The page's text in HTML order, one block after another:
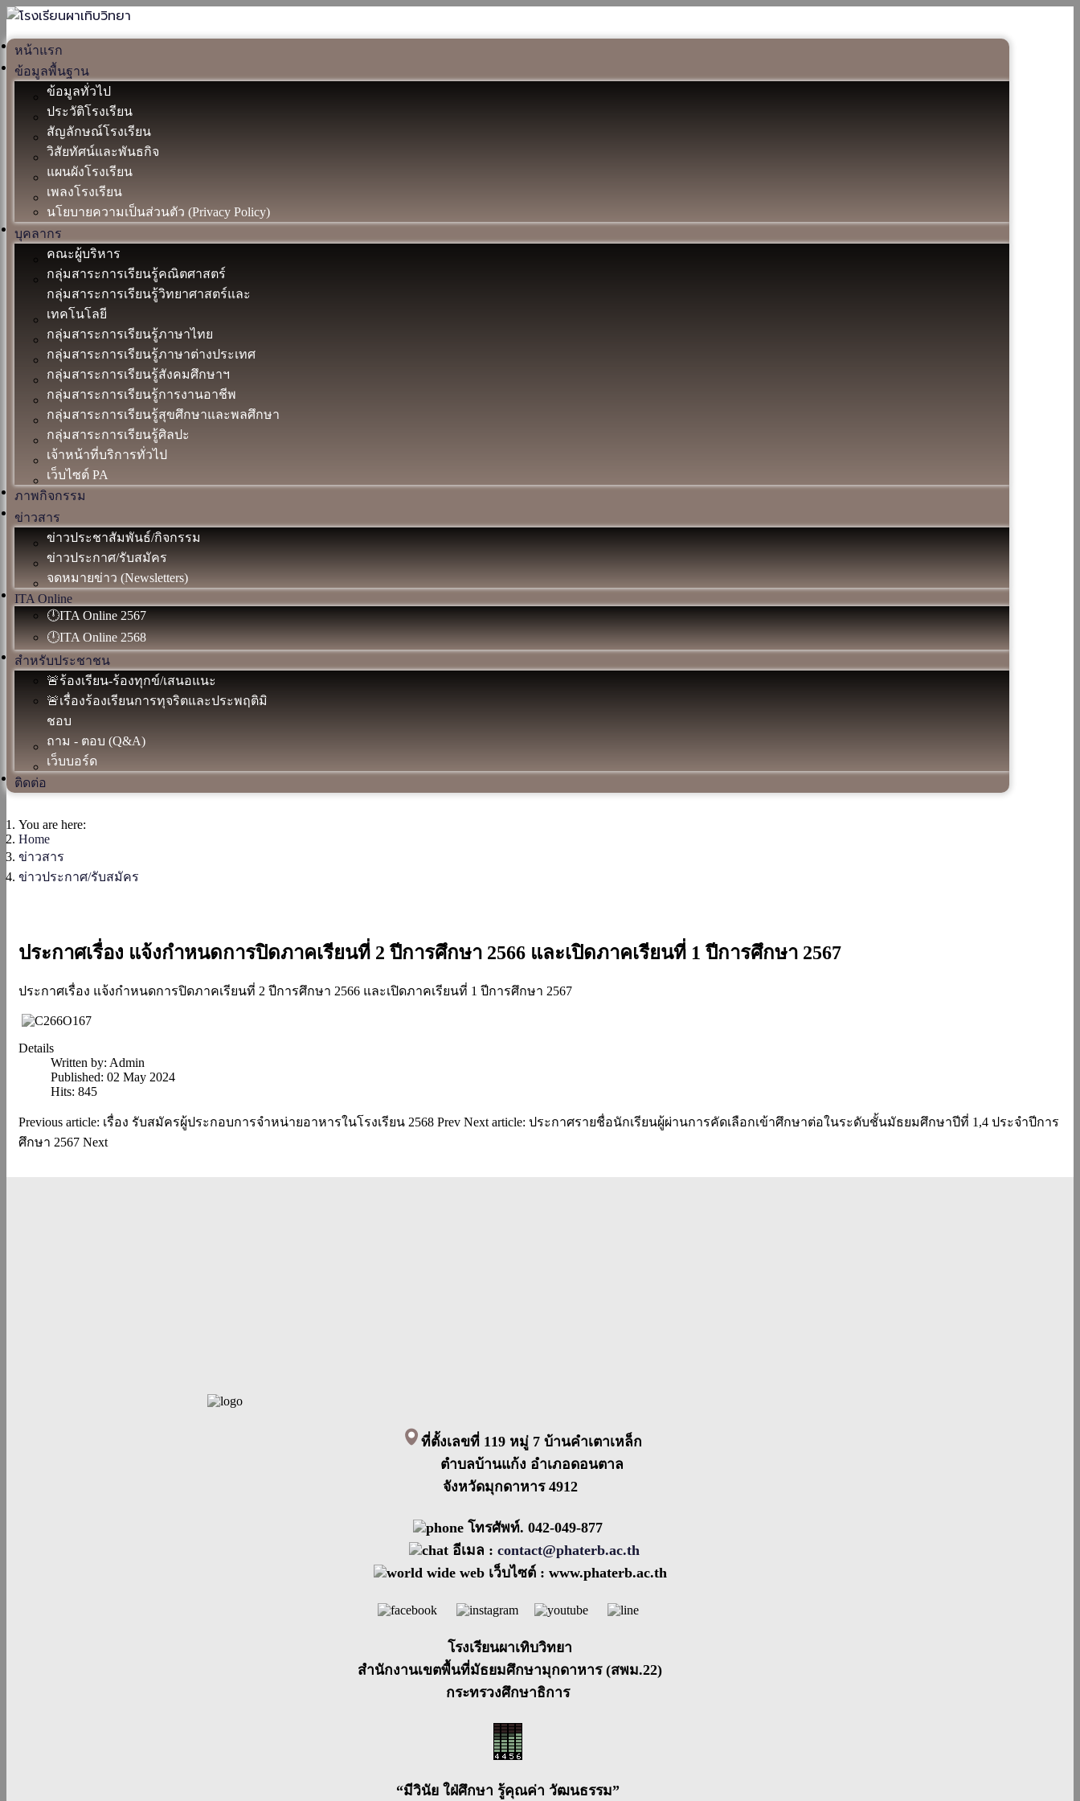
หน้าแรก
ข้อมูลพื้นฐาน
ข้อมูลทั่วไป
ประวัติโรงเรียน
สัญลักษณ์โรงเรียน
วิสัยทัศน์และพันธกิจ
แผนผังโรงเรียน
เพลงโรงเรียน
นโยบายความเป็นส่วนตัว (Privacy Policy)
บุคลากร
คณะผู้บริหาร
กลุ่มสาระการเรียนรู้คณิตศาสตร์
กลุ่มสาระการเรียนรู้วิทยาศาสตร์และ
เทคโนโลยี
กลุ่มสาระการเรียนรู้ภาษาไทย
กลุ่มสาระการเรียนรู้ภาษาต่างประเทศ
กลุ่มสาระการเรียนรู้สังคมศึกษาฯ
กลุ่มสาระการเรียนรู้การงานอาชีพ
กลุ่มสาระการเรียนรู้สุขศึกษาและพลศึกษา
กลุ่มสาระการเรียนรู้ศิลปะ
เจ้าหน้าที่บริการทั่วไป
เว็บไซต์ PA
ภาพกิจกรรม
ข่าวสาร
ข่าวประชาสัมพันธ์/กิจกรรม
ข่าวประกาศ/รับสมัคร
จดหมายข่าว (Newsletters)
ITA Online
🕛ITA Online 2567
🕛ITA Online 2568
สำหรับประชาชน
🚨ร้องเรียน-ร้องทุกข์/เสนอแนะ
🚨เรื่องร้องเรียนการทุจริตและประพฤติมิ
ชอบ
ถาม - ตอบ (Q&A)
เว็บบอร์ด
ติดต่อ
You are here:
Home
ข่าวสาร
ข่าวประกาศ/รับสมัคร
ประกาศเรื่อง แจ้งกำหนดการปิดภาคเรียนที่ 2 ปีการศึกษา 2566 และเปิดภาคเรียนที่ 1 ปีการศึกษา 2567
ประกาศเรื่อง แจ้งกำหนดการปิดภาคเรียนที่ 2 ปีการศึกษา 2566 และเปิดภาคเรียนที่ 1 ปีการศึกษา 2567
Details
Written by: Admin
Published: 02 May 2024
Hits: 845
Previous article: เรื่อง รับสมัครผู้ประกอบการจำหน่ายอาหารในโรงเรียน 2568 Prev Next article: ประกาศรายชื่อนักเรียนผู้ผ่านการคัดเลือกเข้าศึกษาต่อในระดับชั้นมัธยมศึกษาปีที่ 1,4 ประจำปีการ
ศึกษา 2567 Next
ที่ตั้งเลขที่ 119 หมู่ 7 บ้านคำเตาเหล็ก
ตำบลบ้านแก้ง อำเภอดอนตาล
จังหวัดมุกดาหาร 4912
โทรศัพท์. 042-049-877
อีเมล : contact@phaterb.ac.th
เว็บไซต์ : www.phaterb.ac.th
โรงเรียนผาเทิบวิทยา
สำนักงานเขตพื้นที่มัธยมศึกษามุกดาหาร (สพม.22)
กระทรวงศึกษาธิการ
“มีวินัย ใฝ่ศึกษา รู้คุณค่า วัฒนธรรม”